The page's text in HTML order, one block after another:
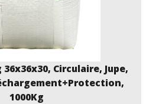
36x36x30, Circulaire, Jupe,
1000Kg